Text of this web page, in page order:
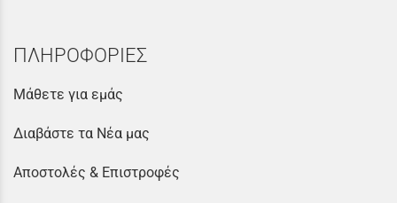
ΠΛΗΡΟΦΟΡΙΕΣ
Μάθετε για εμάς
Διαβάστε τα Νέα μας
Αποστολές & Επιστροφές